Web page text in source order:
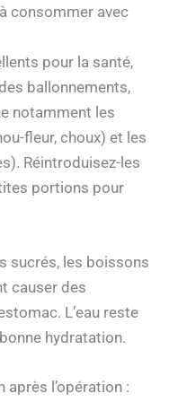
consommer avec
pour la santé,
ballonnements,
notamment les
fleur, choux) et les
Réintroduisez-les
portions pour
sucrés, les boissons
causer des
L’eau reste
hydratation.
l’opération :